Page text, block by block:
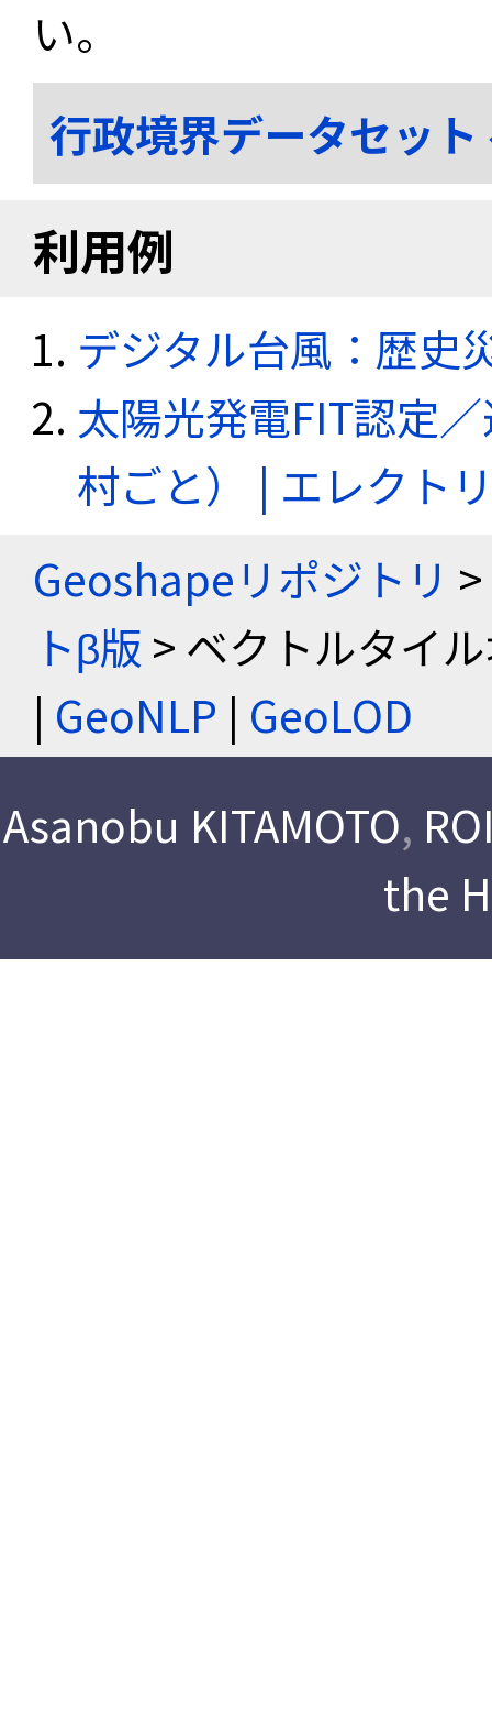
い。
行政境界データセッ
利用例
デジタル台風：歴史
太陽光発電FIT認定
村ごと） | エレクト
Geoshapeリポジトリ >
トβ版 > ベクトルタイ
| GeoNLP | GeoLOD
Asanobu KITAMOTO,
the